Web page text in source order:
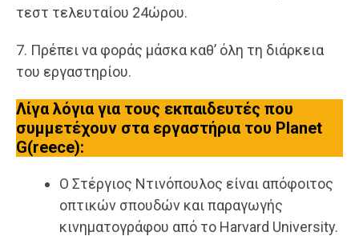
τεστ τελευταίου 24ώρου.
7. Πρέπει να φοράς μάσκα καθ’ όλη τη διάρκεια
του εργαστηρίου.
Λίγα λόγια για τους εκπαιδευτές που
συμμετέχουν στα εργαστήρια του Planet
G(reece):
Ο Στέργιος Ντινόπουλος είναι απόφοιτος
οπτικών σπουδών και παραγωγής
κινηματογράφου από το Harvard University.